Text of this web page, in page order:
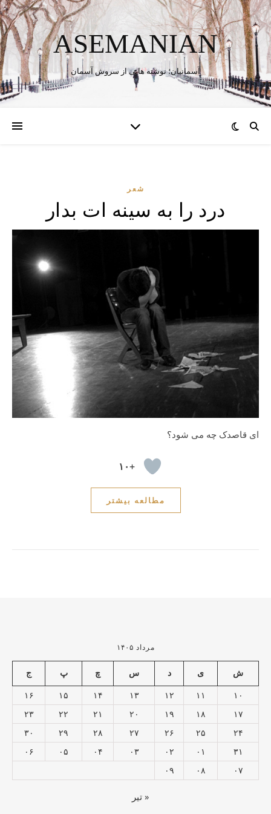
ASEMANIAN
آسمانیان؛ نوشته هایی از سروش آسمان
شعر
درد را به سینه ات بدار
ای قاصدک چه می شود؟
+۱۰
مطالعه بیشتر
مرداد ۱۴۰۵
ش ی د س چ پ ج
۱۰ ۱۱ ۱۲ ۱۳ ۱۴ ۱۵
۱۶
۱۷
۱۸ ۱۹ ۲۰ ۲۱ ۲۲
۲۳
۲۴
۲۵ ۲۶ ۲۷ ۲۸ ۲۹
۳۰
۳۱
۰۱ ۰۲ ۰۳ ۰۴ ۰۵
۰۶
۰۷
۰۸ ۰۹
« تیر